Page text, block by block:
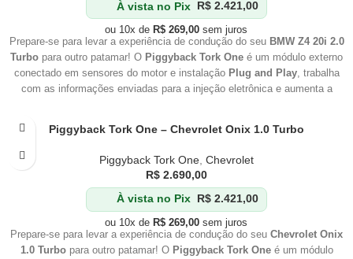
À vista no Pix R$ 2.421,00
ou 10x de R$ 269,00 sem juros
Prepare-se para levar a experiência de condução do seu BMW Z4 20i 2.0
Turbo para outro patamar! O Piggyback Tork One é um módulo externo
conectado em sensores do motor e instalação Plug and Play, trabalha
com as informações enviadas para a injeção eletrônica e aumenta a
Piggyback Tork One – Chevrolet Onix 1.0 Turbo
Piggyback Tork One Chevrolet
R$ 2.690,00
À vista no Pix R$ 2.421,00
ou 10x deR$ 269,00 sem juros
Prepare-se para levar a experiência de condução do seu Chevrolet Onix
1.0 Turbopara outro patamar! O Piggyback Tork Oneé um módulo